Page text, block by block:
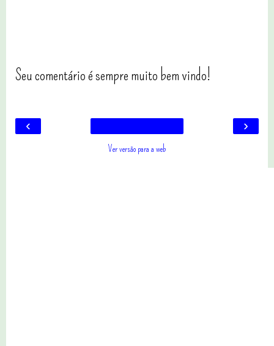
Seu comentário é sempre muito bem vindo!
‹ ›
Ver versão para a web